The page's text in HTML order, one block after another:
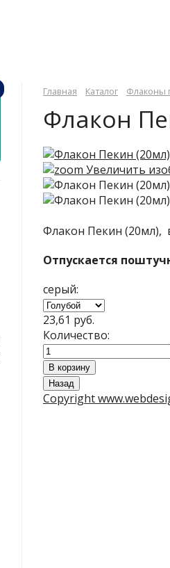
Главная Каталог Флаконы
Флакон
Увеличить
Флакон Пекин (20мл),
Отпускается
серый:
23,61 руб.
Количество:
Copyright